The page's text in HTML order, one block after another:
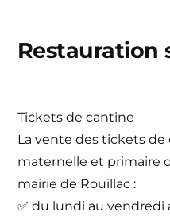
Restauration
Tickets de cantine
La vente des tickets de
maternelle et primaire
mairie de Rouillac :
✅ du lundi au vendredi